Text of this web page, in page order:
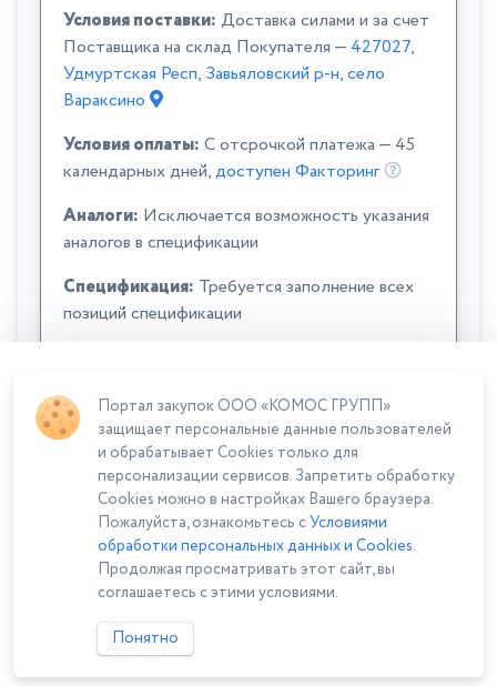
Условия поставки: Доставка силами и за счет
Поставщика на склад Покупателя — 427027,
Удмуртская Респ, Завьяловский р-н, село
Вараксино
Условия оплаты: C отсрочкой платежа — 45
календарных дней,доступен Факторинг
Аналоги: Исключается возможность указания
аналогов в спецификации
Спецификация: Требуется заполнение всех
позиций спецификации
Сумма лота: 300 000,00 ₽
Портал закупок ООО «КОМОС ГРУПП»
защищает персональные данные пользователей
и обрабатывает Cookies только для
персонализации сервисов. Запретить обработку
Cookies можно в настройках Вашего браузера.
Пожалуйста, ознакомьтесь сУсловиями
обработки персональных данных и Cookies.
Продолжая просматривать этот сайт, вы
соглашаетесь с этими условиями.
Понятно